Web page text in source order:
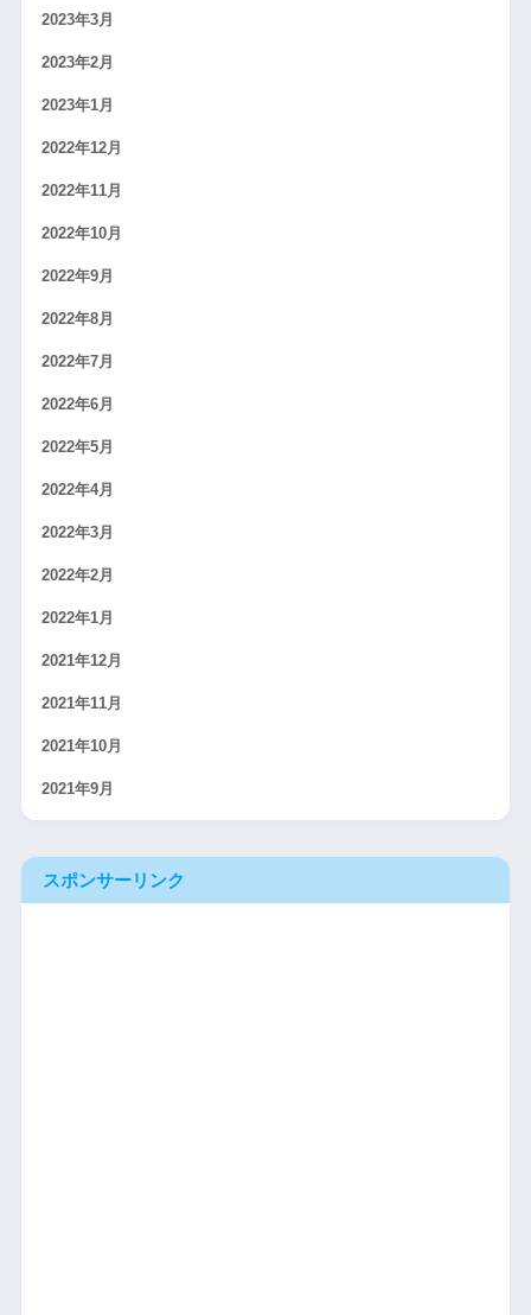
2023年3月
2023年2月
2023年1月
2022年12月
2022年11月
2022年10月
2022年9月
2022年8月
2022年7月
2022年6月
2022年5月
2022年4月
2022年3月
2022年2月
2022年1月
2021年12月
2021年11月
2021年10月
2021年9月
スポンサーリンク